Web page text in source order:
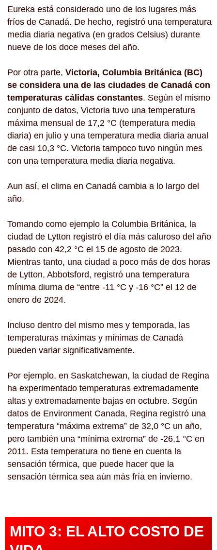
Eureka está considerado uno de los lugares más
fríos de Canadá. De hecho, registró una temperatura
media diaria negativa (en grados Celsius) durante
nueve de los doce meses del año.
Por otra parte, Victoria, Columbia Británica (BC)
se considera una de las ciudades de Canadá con
temperaturas cálidas constantes. Según el mismo
conjunto de datos, Victoria tuvo una temperatura
máxima mensual de 17,2 °C (temperatura media
diaria) en julio y una temperatura media diaria anual
de casi 10,3 °C. Victoria tampoco tuvo ningún mes
con una temperatura media diaria negativa.
Aun así, el clima en Canadá cambia a lo largo del
año.
Tomando como ejemplo la Columbia Británica, la
ciudad de Lytton registró el día más caluroso del año
pasado con 42,2 °C el 15 de agosto de 2023.
Mientras tanto, una ciudad a poco más de dos horas
de Lytton, Abbotsford, registró una temperatura
mínima diurna de “entre -11 °C y -16 °C” el 12 de
enero de 2024.
Incluso dentro del mismo mes y temporada, las
temperaturas máximas y mínimas de Canadá
pueden variar significativamente.
Por ejemplo, en Saskatchewan, la ciudad de Regina
ha experimentado temperaturas extremadamente
altas y extremadamente bajas en octubre. Según
datos de Environment Canada, Regina registró una
temperatura “máxima extrema” de 32,0 °C un año,
pero también una “mínima extrema” de -26,1 °C en
2011. Esta temperatura no tiene en cuenta la
sensación térmica, que puede hacer que la
sensación térmica sea aún más fría en invierno.
MITO 3: EL ALTO COSTO DE